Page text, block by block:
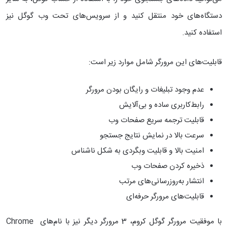
دستگاه‌های خود منتقل کنید و از سرویس‌های تحت وب گوگل نیز
استفاده کنید.
قابلیت‌های این مرورگر شامل موارد زیر است:
عدم وجود تبلیغات و رایگان بودن مرورگر
رابط‌کاربری ساده و بی‌آلایش
قابلیت ترجمه سریع صفحات وب
سرعت بالا در نمایش نتایج جستجو
امنیت بالا و قابلیت وبگردی به شکل ناشناس
ذخیره کردن صفحات وب
انتشار به‌روزرسانی‌های مرتب
قابلیت‌های مرورگر حرفه‌ای
با موفقیت مرورگر گوگل کروم، 3 مرورگر دیگر نیز با نام‌های Chrome